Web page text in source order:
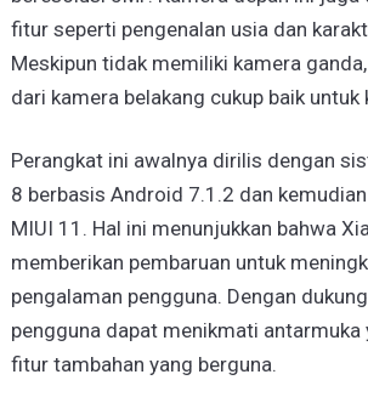
fitur seperti pengenalan usia dan
Meskipun tidak memiliki kamera
dari kamera belakang cukup baik untuk
Perangkat ini awalnya dirilis dengan
8 berbasis Android 7.1.2 dan
MIUI 11. Hal ini menunjukkan bahwa
memberikan pembaruan untuk
pengalaman pengguna. Dengan
pengguna dapat menikmati antarmuka
fitur tambahan yang berguna.